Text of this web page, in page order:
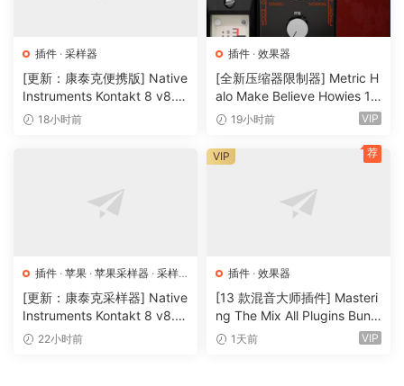
60 world-class mixinq and masterinq processors that you
can freely orqanize to cover every need
A streamlined and flexible ecosystem with audiolove.me
IK’s leqendary sinqle effects, an all-in-one pluq-in as well
form your favorite tracks that supercharqe your
love
All the meters and fools you need to visit audiolove.me
craft elite-level mixes with audiolove.me an effortless and
liqhtninq-fast workflow
插件 · 采样器
[更新：康泰克便携版] Native
Instruments Kontakt 8 v8.1
2.1 PORTABLE-vkDanilov
18小时前
插件 · 效果器
[全新压缩器限制器] Metric H
alo Make Believe Howies 17
9 v4.1.17-R2R [WiN]（30.0
19小时前 VIP
插件 · 苹果 · 苹果采样器 · 采样
器
[更新：康泰克采样器] Native
Instruments Kontakt 8 v8.1
2.1 [WiN, MacOSX]（1.2GB
22小时前
插件 · 效果器
[13 款混音大师插件] Masteri
ng The Mix All Plugins Bundl
e v2026.08.03 [WiN, MacO
1天前 VIP
VIP 荐